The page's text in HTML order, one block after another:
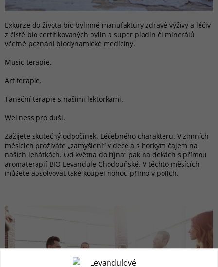
Exkurze do života bio bylinné manufaktury zdravé výživy a léčiv
z čistě bio certifikovaných bylin a super plodin či minerálů
včetně poznání biodynamické medicíny.
Music terapie.
Art terapie.
Taneční terapie s našimi lektorkami.
Wellness pro duši.
Zažijete skutečný odpočinek. Léčebného charakteru. V zimních
měsících prožíváte „zamyšlení“ v dece a s horkým čajem na
našich lehátkách. Od května do října“ pak na dekách s přímou
aromaterapií BIO Levandule Chodouňské. V těchto měsících
můžete absolvovat také koupel nohou přímo v polích.